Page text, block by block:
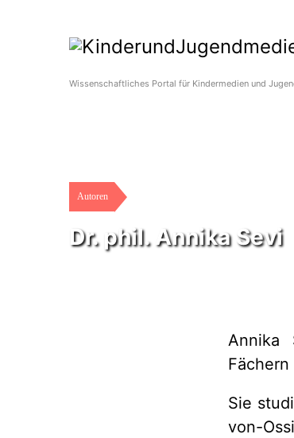
Wissenschaftliches Portal für Kindermedien und
Autoren
Dr. phil. Annika Sevi
Annika
Sie
von-